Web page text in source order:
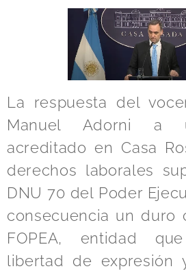
La respuesta del
Manuel Adorni a
acreditado en Casa
derechos laborales
DNU 70 del Poder
consecuencia un duro
FOPEA, entidad
libertad de expresión